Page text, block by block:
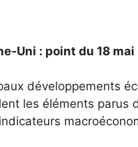
: point du 18
développements
les éléments parus